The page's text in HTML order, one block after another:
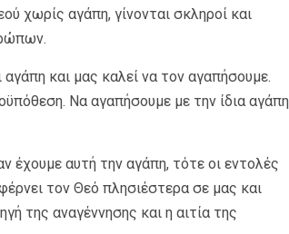
χωρίς αγάπη, γίνονται σκληροί και
και μας καλεί να τον αγαπήσουμε.
Να αγαπήσουμε με την ίδια αγάπη
έχουμε αυτή την αγάπη, τότε οι εντολές
τον Θεό πλησιέστερα σε μας και
της αναγέννησης και η αιτία της